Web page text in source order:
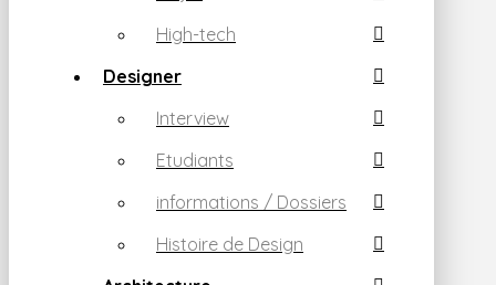
High-tech
Designer
Interview
Etudiants
informations / Dossiers
Histoire de Design